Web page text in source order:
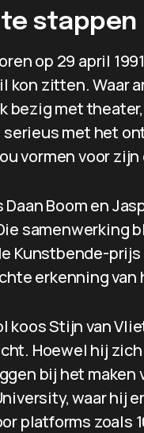
op 29 april
kon zitten. Waar
bezig met
met het
vormen voor zijn
Boom en
samenwerking
Kunstbende-
erkenning van
koos Stijn van
Hoewel hij
bij het
waar hij
platforms zoals